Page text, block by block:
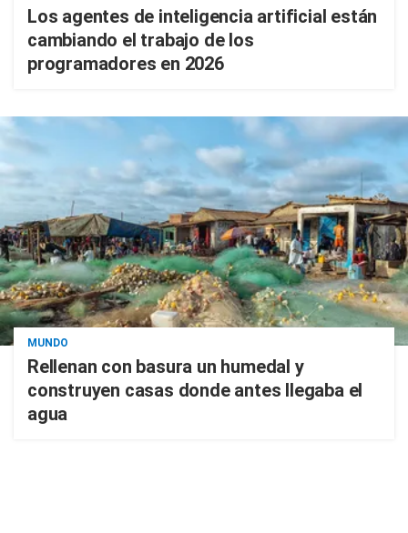
Los agentes de inteligencia artificial están
cambiando el trabajo de los
programadores en 2026
MUNDO
Rellenan con basura un humedal y
construyen casas donde antes llegaba el
agua